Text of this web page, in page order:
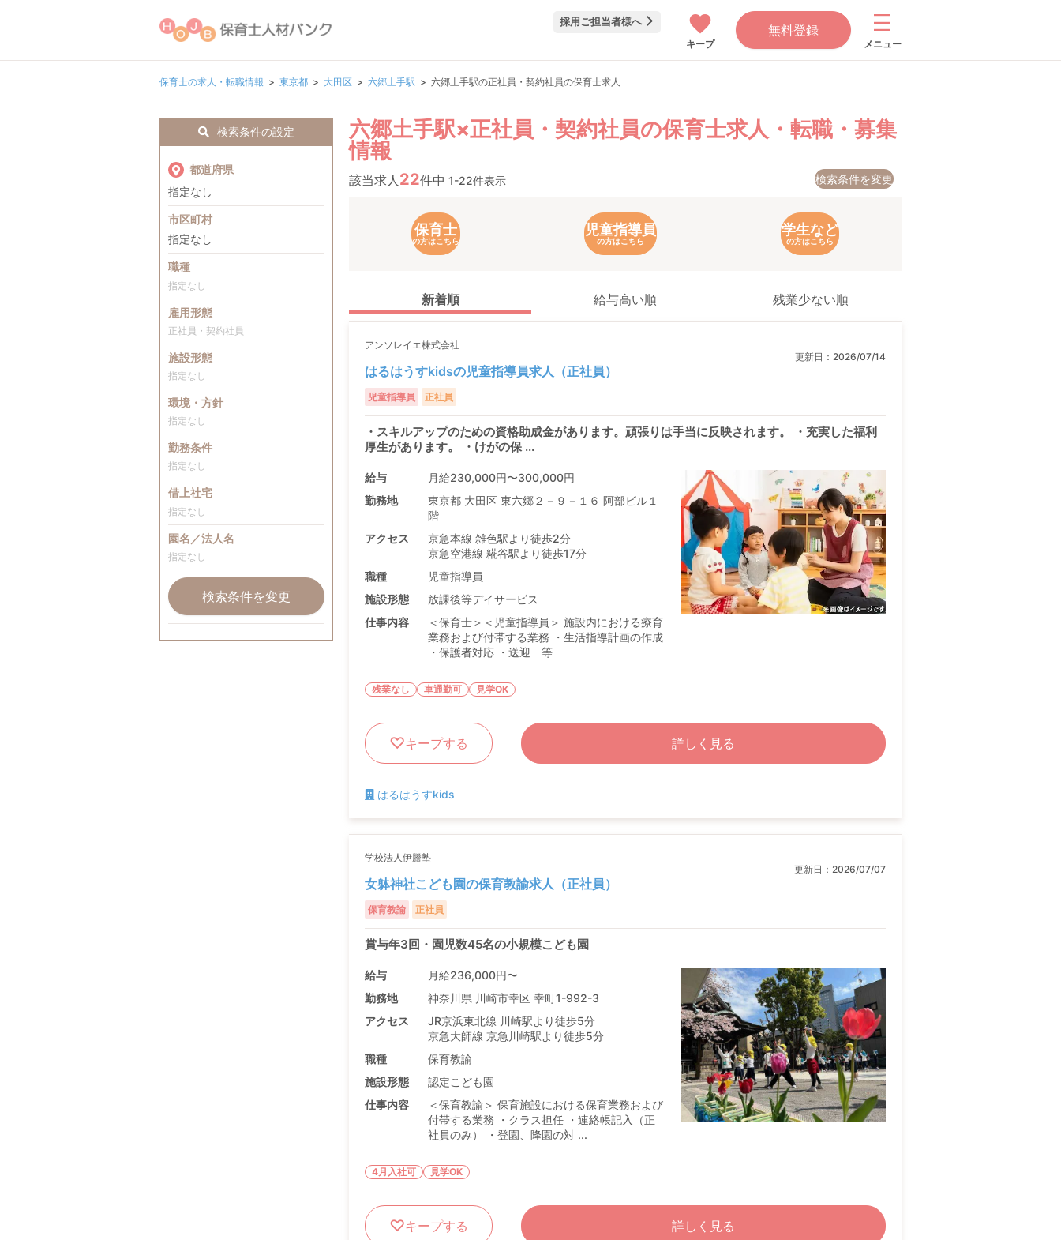
採用ご担当者様へ
キープ
無料登録
メニュー
保育士の求人・転職情報 東京都 大田区 六郷土手駅 六郷土手駅の正社員・契約社員の保育士求人
六郷土手駅×正社員・契約社員の保育士求人・転職・募集
情報
該当求人 22件中 1-22件表示 検索条件を変更
保育士
の方はこちら
児童指導員
の方はこちら
学生など
の方はこちら
新着順 給与高い順 残業少ない順
アンソレイエ株式会社
更新日： 2026/07/14
はるはうすkidsの児童指導員求人（正社員）
児童指導員 正社員
・スキルアップのための資格助成金があります。頑張りは手当に反映されます。 ・充実した福利
厚生があります。 ・けがの保 ...
給与
月給230,000円〜300,000円
勤務地
東京都 大田区 東六郷２－９－１６ 阿部ビル１
階
アクセス
京急本線 雑色駅より徒歩2分
京急空港線 糀谷駅より徒歩17分
職種
児童指導員
施設形態
放課後等デイサービス
仕事内容
＜保育士＞＜児童指導員＞ 施設内における療育
業務および付帯する業務 ・生活指導計画の作成
・保護者対応 ・送迎 等
残業なし 車通勤可 見学OK
キープする 詳しく見る
はるはうすkids
学校法人伊謄塾
更新日： 2026/07/07
女躰神社こども園の保育教諭求人（正社員）
保育教諭 正社員
賞与年3回・園児数45名の小規模こども園
給与
月給236,000円〜
勤務地
神奈川県 川崎市幸区 幸町1-992-3
アクセス
JR京浜東北線 川崎駅より徒歩5分
京急大師線 京急川崎駅より徒歩5分
職種
保育教諭
施設形態
認定こども園
仕事内容
＜保育教諭＞ 保育施設における保育業務および
付帯する業務 ・クラス担任 ・連絡帳記入（正
社員のみ） ・登園、降園の対 ...
4月入社可 見学OK
キープする 詳しく見る
検索条件の設定
都道府県
指定なし
市区町村
指定なし
職種
指定なし
雇用形態
正社員・契約社員
施設形態
指定なし
環境・方針
指定なし
勤務条件
指定なし
借上社宅
指定なし
園名／法人名
指定なし
検索条件を変更